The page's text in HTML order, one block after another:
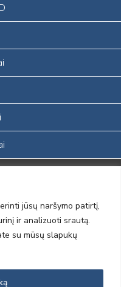
jūsų naršymo patirtį,
ir analizuoti srautą.
su mūsų slapukų
Europos
mechanizmų iš dalies
sustiprinimas ir įvaizdžio
tyrimų veiklą“
NVO-1EEE/NOR-02-
Visos teisės saugomos